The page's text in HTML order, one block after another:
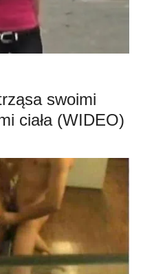
swoimi
ciała (WIDEO)